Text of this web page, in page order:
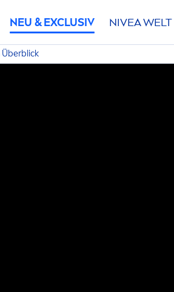
NEU & EXCLUSIV NIVEAWELT
Überblick